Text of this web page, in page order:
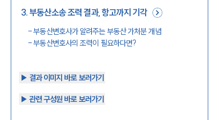
3.부동산소송 조력 결과, 항고까지 기각
-부동산변호사가 알려주는 부동산 가처분 개념
-부동산변호사의 조력이 필요하다면?
▶︎ 결과 이미지 바로 보러가기
▶︎ 관련 구성원 바로 보러가기